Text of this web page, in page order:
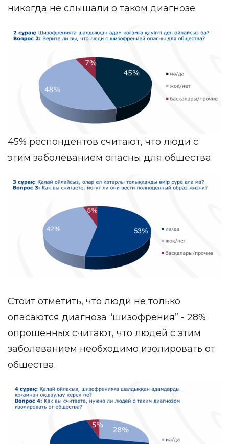
никогда не слышали о таком диагнозе.
45% респондентов считают, что люди с
этим заболеванием опасны для общества.
Стоит отметить, что люди не только
опасаются диагноза “шизофрения” - 28%
опрошенных считают, что людей с этим
заболеванием необходимо изолировать от
общества.